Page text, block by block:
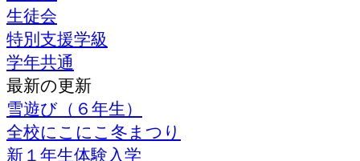
生徒会
特別支援学級
学年共通
最新の更新
雪遊び（６年生）
全校にこにこ冬まつり
新１年生体験入学